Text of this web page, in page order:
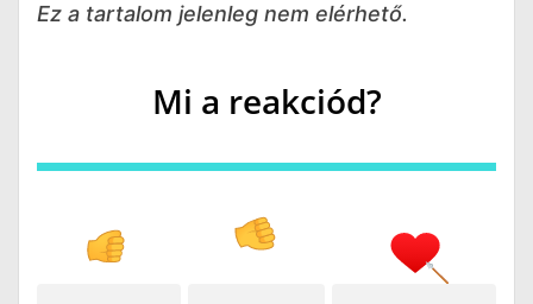
Ez a tartalom jelenleg nem elérhető.
Mi a reakciód?